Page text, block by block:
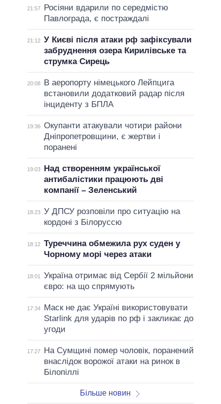
21:57
Росіяни вдарили по середмістю
Павлограда, є постраждалі
21:12 У Києві після атаки рф зафіксували
забруднення озера Кирилівське та
струмка Сирець
20:08
В аеропорту німецького Лейпцига
встановили додатковий радар після
інциденту з БПЛА
19:36 Окупанти атакували чотири райони
Дніпропетровщини, є жертви і
поранені
19:03
Над створенням української
антибалістики працюють дві
компанії – Зеленський
18:23 У ДПСУ розповіли про ситуацію на
кордоні з Білоруссю
18:12 Туреччина обмежила рух суден у
Чорному морі через атаки
18:01 Україна отримає від Сербії 2 мільйони
євро: на що спрямують
17:34
Маск не дає Україні використовувати
Starlink для ударів по рф і закликає до
угоди
17:27
На Сумщині помер чоловік, поранений
внаслідок ворожої атаки на ринок в
Білопіллі
Більше новин